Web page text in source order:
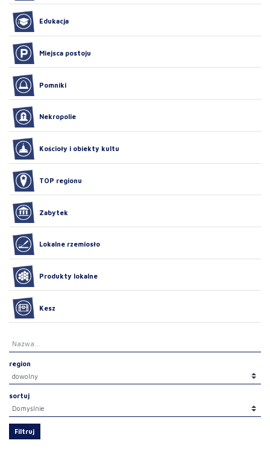
Edukacja
Miejsca postoju
Pomniki
Nekropolie
Kościoły i obiekty kultu
TOP regionu
Zabytek
Lokalne rzemiosło
Produkty lokalne
Kesz
region
sortuj
Filtruj